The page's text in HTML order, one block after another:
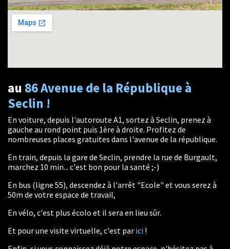
au 86 Avenue de la République à
Seclin !
En voiture, depuis l'autoroute A1, sortez à Seclin, prenez à
gauche au rond point puis 1ère à droite. Profitez de
nombreuses places gratuites dans l'avenue de la république.
En train, depuis la gare de Seclin, prendre la rue de Burgault,
marchez 10 min... c'est bon pour la santé ;-)
En bus (ligne 55), descendez à l'arrêt "Ecole" et vous serez à
50m de votre espace de travail,
En vélo, c'est plus écolo et il sera en lieu sûr.
Et pour une visite virtuelle, c'est par ici !